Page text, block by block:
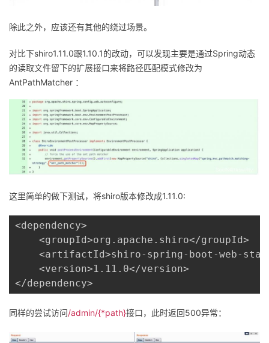
除此之外，应该还有其他的绕过场景。
对比下shiro1.11.0跟1.10.1的改动，可以发现主要是通过Spring动态
的读取文件留下的扩展接口来将路径匹配模式修改为
AntPathMatcher ：
这里简单的做下测试，将shiro版本修改成1.11.0:
<dependency>
    <groupId>org.apache.shiro</groupId>
<artifactId>shiro-spring-boot-web-
    <version>1.11.0</version>
</dependency>
同样的尝试访问/admin/{*path}接口，此时返回500异常：